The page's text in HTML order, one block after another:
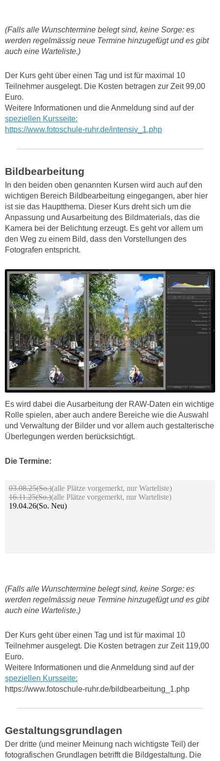
(Falls alle Wunschtermine belegt sind, keine Sorge: es
werden regelmässig neue Termine hinzugefügt und es gibt
auch eine Warteliste.)
Der Kurs geht über einen Tag und ist für maximal 10
Teilnehmer ausgelegt. Die Kosten betragen zur Zeit 99,00
Euro.
Weitere Informationen und die Anmeldung sind auf der
speziellen Kursseite:
https://www.fotoschule-ruhr.de/intensiv_1.php
Bildbearbeitung
In den beiden oben genannten Kursen wird auch auf den
wichtigen Bereich Bildbearbeitung eingegangen, aber hier
ist sie das Hauptthema. Dieser Kurs dreht sich um die
Anpassung und Ausarbeitung des Bildmaterials, das die
Kamera bei der Belichtung erzeugt. Es geht vor allem um
den Weg zu einem Bild, dass den Vorstellungen des
Fotografen entspricht.
Es wird dabei die Ausarbeitung der RAW-Daten ein wichtige
Rolle spielen, aber auch andere Bereiche wie die Auswahl
und Verwaltung der Bilder und vor allem auch gestalterische
Überlegungen werden berücksichtigt.
Die Termine:
(Falls alle Wunschtermine belegt sind, keine Sorge: es
werden regelmässig neue Termine hinzugefügt und es gibt
auch eine Warteliste.)
Der Kurs geht über einen Tag und ist für maximal 10
Teilnehmer ausgelegt. Die Kosten betragen zur Zeit 119,00
Euro.
Weitere Informationen und die Anmeldung sind auf der
speziellen Kursseite:
https://www.fotoschule-ruhr.de/bildbearbeitung_1.php
Gestaltungsgrundlagen
Der dritte (und meiner Meinung nach wichtigste Teil) der
fotografischen Grundlagen betrifft die Bildgestaltung. Die